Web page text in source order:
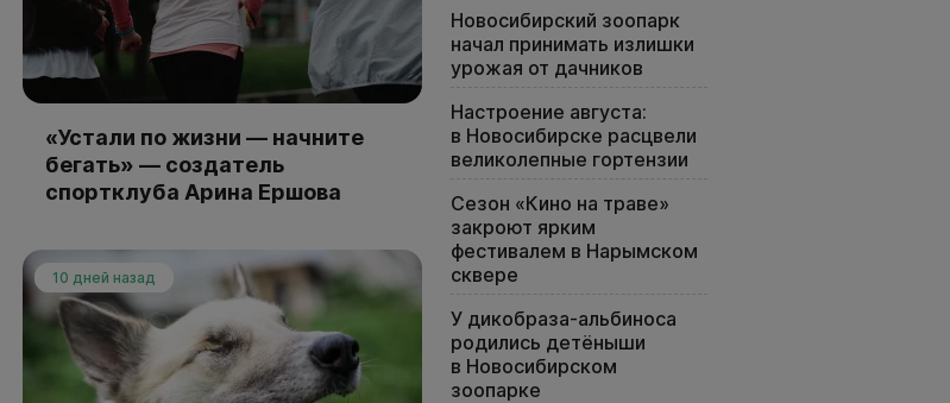
«Устали по жизни — начните
бегать» — создатель
спортклуба Арина Ершова
10 дней назад
Новосибирский зоопарк
начал принимать излишки
урожая от дачников
Настроение августа:
в Новосибирске расцвели
великолепные гортензии
Сезон «Кино на траве»
закроют ярким
фестивалем в Нарымском
сквере
У дикобраза-альбиноса
родились детёныши
в Новосибирском
зоопарке